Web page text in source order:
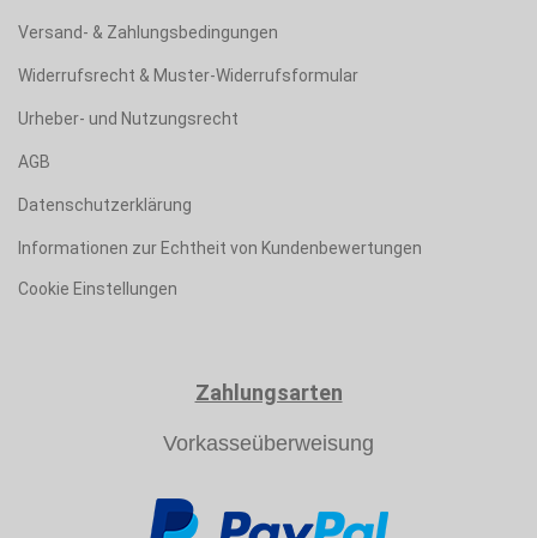
Versand- & Zahlungsbedingungen
Widerrufsrecht & Muster-Widerrufsformular
Urheber- und Nutzungsrecht
AGB
Datenschutzerklärung
Informationen zur Echtheit von Kundenbewertungen
Cookie Einstellungen
Zahlungsarten
Vorkasseüberweisung